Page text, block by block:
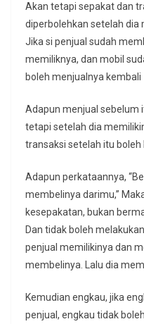
Akan tetapi sepakat dan
diperbolehkan setelah dia
Jika si penjual sudah
memiliknya, dan mobil
boleh menjualnya kembali
Adapun menjual sebelum
tetapi setelah dia
transaksi setelah itu boleh
Adapun perkataannya,
membelinya darimu,”
kesepakatan, bukan
Dan tidak boleh
penjual memilikinya dan
membelinya. Lalu dia
Kemudian engkau, jika
penjual, engkau tidak